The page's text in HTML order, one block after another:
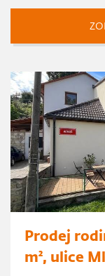
Prodej
m², ulice